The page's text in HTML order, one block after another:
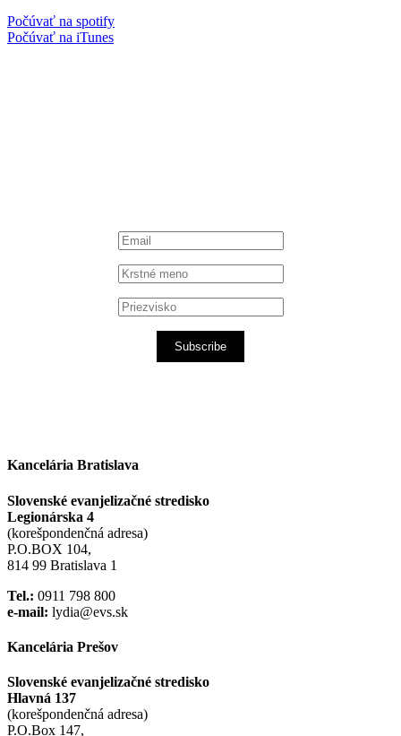
Počúvať na spotify
Počúvať na iTunes
Subscribe
Kancelária Bratislava
Slovenské evanjelizačné stredisko
Legionárska 4
(korešpondenčná adresa)
P.O.BOX 104,
814 99 Bratislava 1
Tel.: 0911 798 800
e-mail: lydia@evs.sk
Kancelária Prešov
Slovenské evanjelizačné stredisko
Hlavná 137
(korešpondenčná adresa)
P.O.Box 147,